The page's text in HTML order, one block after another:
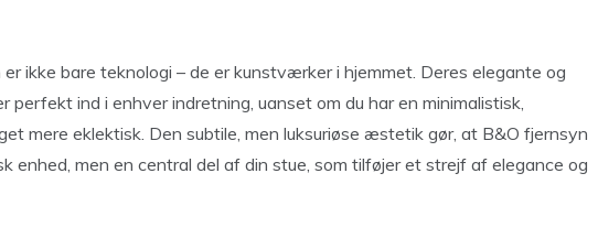
ikke bare teknologi – de er kunstværker i hjemmet. Deres elegante og
perfekt ind i enhver indretning, uanset om du har en minimalistisk,
mere eklektisk. Den subtile, men luksuriøse æstetik gør, at B&O fjernsyn
enhed, men en central del af din stue, som tilføjer et strejf af elegance og